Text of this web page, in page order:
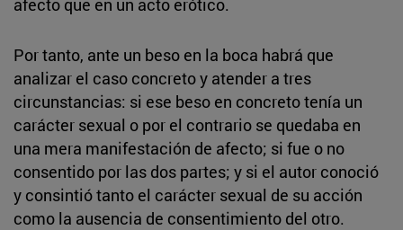
Por tanto, ante un beso en la boca habrá que
analizar el caso concreto y atender a tres
circunstancias: si ese beso en concreto tenía un
carácter sexual o por el contrario se quedaba en
una mera manifestación de afecto; si fue o no
consentido por las dos partes; y si el autor conoció
y consintió tanto el carácter sexual de su acción
como la ausencia de consentimiento del otro.